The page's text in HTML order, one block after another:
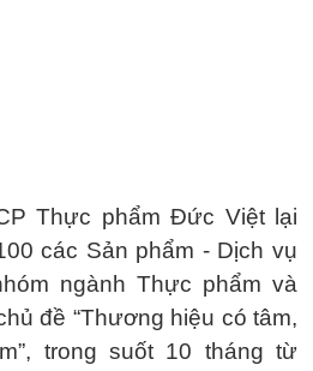
Thực phẩm Đức Việt lại
các Sản phẩm - Dịch vụ
ngành Thực phẩm và
đề “Thương hiệu có tâm,
trong suốt 10 tháng từ